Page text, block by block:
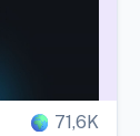
71,6K